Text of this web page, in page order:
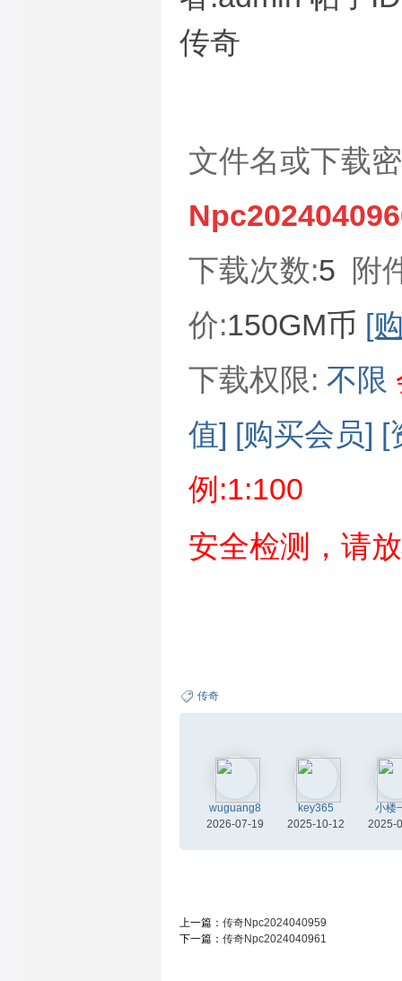
文件名或下载
下载次数:5
附
价:150GM币 [
下载权限: 不限
值] [购买会员] [
例:1:100
安全检测，请
传奇
wuguang8
2026-07-19
key365
2025-10-12
小楼
2025-
上一篇： 传奇Npc2024040959
下一篇： 传奇Npc2024040961